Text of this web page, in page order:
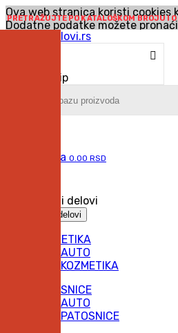
Ova web stranica koristi
Dodatne podatke možete
SLAŽEM SE
Prijava/
PRETRAŽUJTE PO KATALOŠKOM BROJU I
Izaberite tip
proizvoda 0.00 RSD
Univerzalni delovi
Univerzalni delovi
KOZMETIKA
AUTO
KOZMETIKA
PATOSNICE
AUTO
PATOSNICE